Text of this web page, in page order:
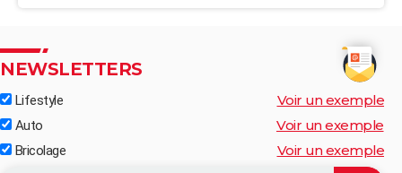
NEWSLETTERS
Lifestyle Voir un exemple
Auto Voir un exemple
Bricolage Voir un exemple